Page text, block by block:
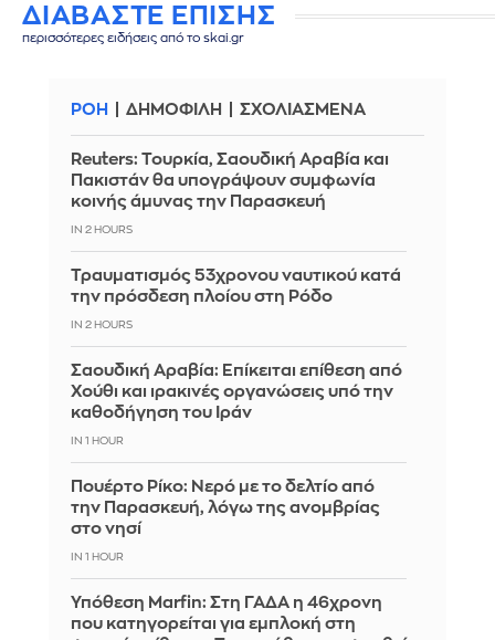
ΔΙΑΒΑΣΤΕ ΕΠΙΣΗΣ
περισσότερες ειδήσεις από το skai.gr
ΡΟΗ ΔΗΜΟΦΙΛΗ ΣΧΟΛΙΑΣΜΕΝΑ
Reuters: Τουρκία, Σαουδική Αραβία και
Πακιστάν θα υπογράψουν συμφωνία
κοινής άμυνας την Παρασκευή
IN 2 HOURS
Τραυματισμός 53χρονου ναυτικού κατά
την πρόσδεση πλοίου στη Ρόδο
IN 2 HOURS
Σαουδική Αραβία: Επίκειται επίθεση από
Χούθι και ιρακινές οργανώσεις υπό την
καθοδήγηση του Ιράν
IN 1 HOUR
Πουέρτο Ρίκο: Νερό με το δελτίο από
την Παρασκευή, λόγω της ανομβρίας
στο νησί
IN 1 HOUR
Υπόθεση Marfin: Στη ΓΑΔΑ η 46χρονη
που κατηγορείται για εμπλοκή στη